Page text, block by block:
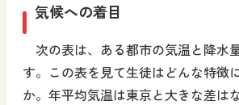
気候への着目
次の表は、ある都市の気温と降水
す。この表を見て生徒はどんな特徴
か。年平均気温は東京と大きな差は